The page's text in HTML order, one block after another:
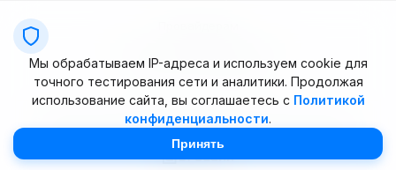
Условия использования
© 2025–2026 OpenSpeedTest (ИП Долматова В.В.). Все права
Мы обрабатываем IP-адреса и используем cookie для
точного тестирования сети и аналитики. Продолжая
использование сайта, вы соглашаетесь с Политикой
конфиденциальности.
Принять